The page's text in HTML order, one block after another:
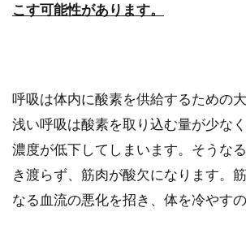
友達と電話する頻
い時もありますよね。で
度ってど...
腹痛で辛い！左下
こす可能性があります。
呼吸は体内に酸素を供給するための大
浅い呼吸は酸素を取り込む量が少な
濃度が低下してしまいます。そうな
き渡らず、筋肉が酸欠になります。
なる血流の悪化を招き、体を冷やすの